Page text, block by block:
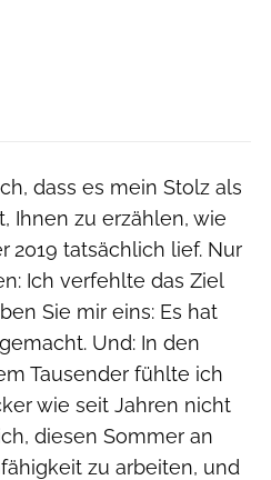
dass es mein Stolz als
Ihnen zu erzählen, wie
2019 tatsächlich lief. Nur
Ich verfehlte das Ziel
Sie mir eins: Es hat
Und: In den
Tausender fühlte ich
wie seit Jahren nicht
diesen Sommer an
zu arbeiten, und